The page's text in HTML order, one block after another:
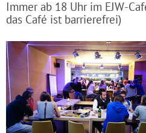
Immer ab 18 Uhr im EJW-
das Café ist barrierefrei)